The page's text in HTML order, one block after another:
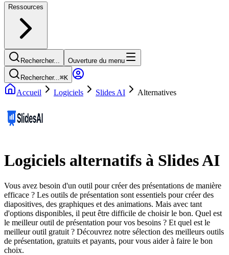
Ressources
Rechercher... Ouverture du menu
Rechercher...⌘K
Accueil Logiciels Slides AI Alternatives
Logiciels alternatifs à Slides AI
Vous avez besoin d'un outil pour créer des présentations de manière
efficace ? Les outils de présentation sont essentiels pour créer des
diapositives, des graphiques et des animations. Mais avec tant
d'options disponibles, il peut être difficile de choisir le bon. Quel est
le meilleur outil de présentation pour vos besoins ? Et quel est le
meilleur outil gratuit ? Découvrez notre sélection des meilleurs outils
de présentation, gratuits et payants, pour vous aider à faire le bon
choix.